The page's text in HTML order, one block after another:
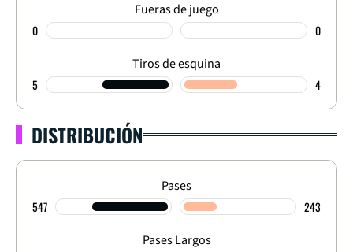
Fueras de juego
0 0
Tiros de esquina
5 4
DISTRIBUCIÓN
Pases
547 243
Pases Largos